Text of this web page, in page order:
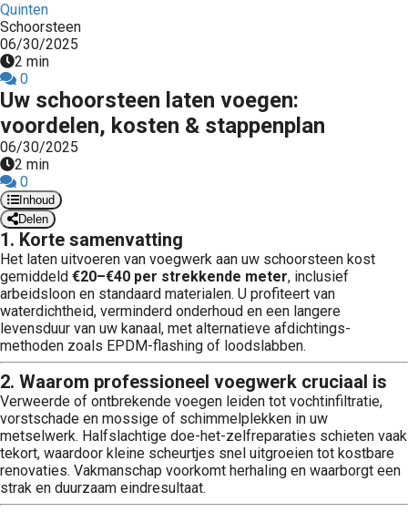
Quinten
Schoorsteen
06/30/2025
2 min
0
Uw schoorsteen laten voegen:
voordelen, kosten & stappenplan
06/30/2025
2 min
0
Inhoud
Delen
1. Korte samenvatting
Het laten uitvoeren van voegwerk aan uw schoorsteen kost
gemiddeld €20–€40 per strekkende meter, inclusief
arbeidsloon en standaard materialen. U profiteert van
waterdichtheid, verminderd onderhoud en een langere
levensduur van uw kanaal, met alternatieve afdichtings­
methoden zoals EPDM-flashing of loodslabben.
2. Waarom professioneel voegwerk cruciaal is
Verweerde of ontbrekende voegen leiden tot vocht­infiltratie,
vorstschade en mossige of schimmelplekken in uw
metselwerk. Halfslachtige doe-het-zelfreparaties schieten vaak
tekort, waardoor kleine scheurtjes snel uitgroeien tot kostbare
renovaties. Vakmanschap voorkomt herhaling en waarborgt een
strak en duurzaam eindresultaat.